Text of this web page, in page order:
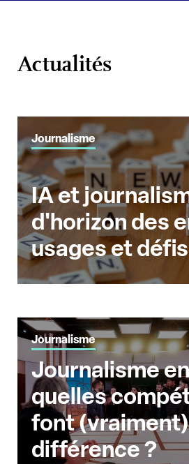
Actualités
Journalisme
IA et
d'horizon des
usages et
Journalisme
Journalisme
quelles
font
différence ?